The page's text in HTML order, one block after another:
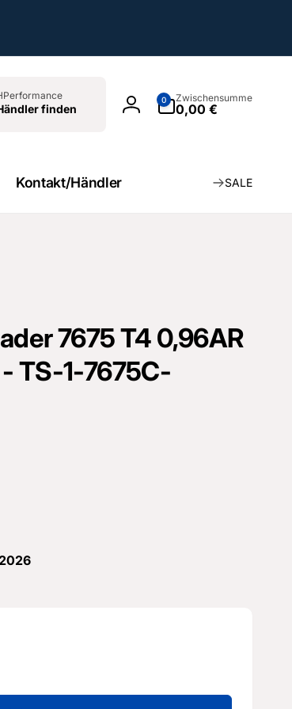
finden Einloggen
0
Artikel
Zwischensumme
0,00 €
Kontakt/Händler SALE
7675 T4 0,96AR
TS-1-7675C-